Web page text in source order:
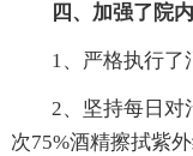
四、加强了院
1、严格执行了消
2、坚持每日对治
次75%酒精擦拭紫